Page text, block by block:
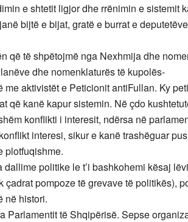
e shtetit ligjor dhe rrënimin e sistemit
bijtë e bijat, gratë e burrat e
që të shpëtojmë nga Nexhmija dhe
dhe nomenklaturës të kupolës-
me aktivistët e Peticionit antiFullan. Ky
që kanë kapur sistemin. Në çdo
konflikti i interesit, ndërsa në
interesi, sikur e kanë trashëguar
plotfuqishme.
dallime politike le t’i bashkohemi kësaj
çadrat pompoze të grevave të politikës),
në histori.
Parlamentit të Shqipërisë. Sepse